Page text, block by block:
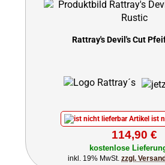
Rattray's Devil's Cut
Artikel ist
114,90 €
kostenlose
inkl. 19% MwSt. zzgl.